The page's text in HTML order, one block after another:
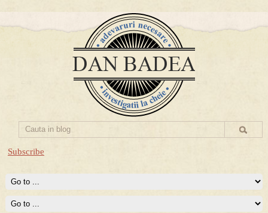
Subscribe
Prima mea carte publicata (Nemira)
Averea Presedintelui: prima lucrare despre controversatele
conturi secrete ale Securitatii.